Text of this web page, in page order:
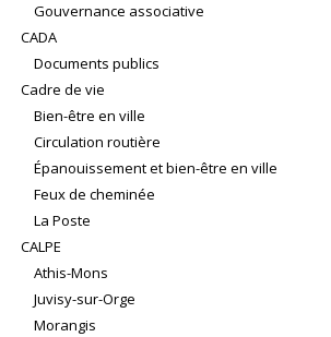
Gouvernance associative
CADA
Documents publics
Cadre de vie
Bien-être en ville
Circulation routière
Épanouissement et bien-être en ville
Feux de cheminée
La Poste
CALPE
Athis-Mons
Juvisy-sur-Orge
Morangis